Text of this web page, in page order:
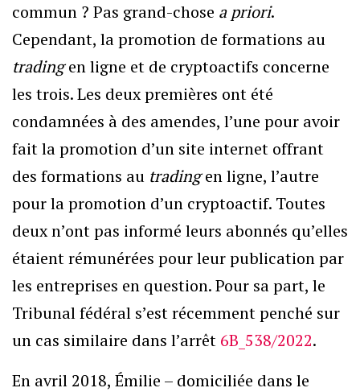
commun ? Pas grand-chose a priori.
Cependant, la promotion de formations au
tradingen ligne et de cryptoactifs concerne
les trois. Les deux premières ont été
condamnées à des amendes, l’une pour avoir
fait la promotion d’un site internet offrant
des formations au tradingen ligne, l’autre
pour la promotion d’un cryptoactif. Toutes
deux n’ont pas informé leurs abonnés qu’elles
étaient rémunérées pour leur publication par
les entreprises en question. Pour sa part, le
Tribunal fédéral s’est récemment penché sur
un cas similaire dans l’arrêt 6B_538/2022.
En avril 2018, Émilie – domiciliée dans le